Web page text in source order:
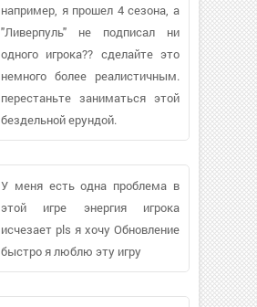
например, я прошел 4 сезона, а
"Ливерпуль" не подписал ни
одного игрока?? сделайте это
немного более реалистичным.
перестаньте заниматься этой
бездельной ерундой.
У меня есть одна проблема в
этой игре энергия игрока
исчезает pls я хочу Обновление
быстро я люблю эту игру